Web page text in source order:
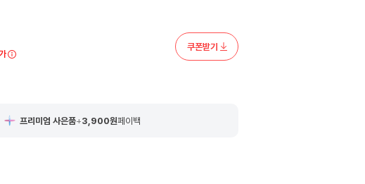
쿠폰받기
프리미엄 사은품+3,900원페이백